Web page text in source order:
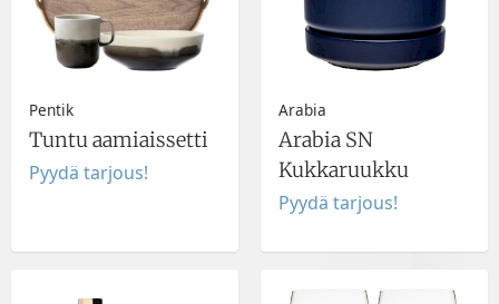
Pentik
Tuntu aamiaissetti
Pyydä tarjous!
Arabia
Arabia SN
Kukkaruukku
Pyydä tarjous!